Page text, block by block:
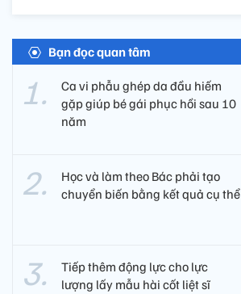
Bạn đọc quan tâm
Ca vi phẫu ghép da đầu hiếm
gặp giúp bé gái phục hồi sau 10
năm
Học và làm theo Bác phải tạo
chuyển biến bằng kết quả cụ thể
Tiếp thêm động lực cho lực
lượng lấy mẫu hài cốt liệt sĩ